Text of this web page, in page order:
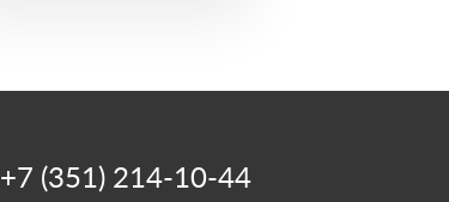
+7 (351) 214-10-44